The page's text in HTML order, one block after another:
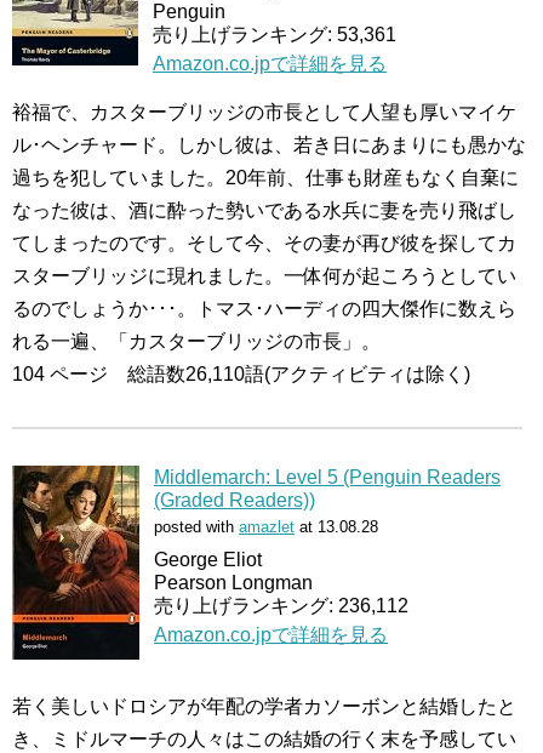
Penguin
売り上げランキング: 53,361
Amazon.co.jpで詳細を見る
裕福で、カスターブリッジの市長として人望も厚いマイケ
ル･ヘンチャード。しかし彼は、若き日にあまりにも愚かな
過ちを犯していました。20年前、仕事も財産もなく自棄に
なった彼は、酒に酔った勢いである水兵に妻を売り飛ばし
てしまったのです。そして今、その妻が再び彼を探してカ
スターブリッジに現れました。一体何が起ころうとしてい
るのでしょうか･･･。トマス･ハーディの四大傑作に数えら
れる一遍、「カスターブリッジの市長」。
104 ページ 総語数26,110語(アクティビティは除く)
Middlemarch: Level 5 (Penguin Readers
(Graded Readers))
posted with amazlet at 13.08.28
George Eliot
Pearson Longman
売り上げランキング: 236,112
Amazon.co.jpで詳細を見る
若く美しいドロシアが年配の学者カソーボンと結婚したと
き、ミドルマーチの人々はこの結婚の行く末を予感してい